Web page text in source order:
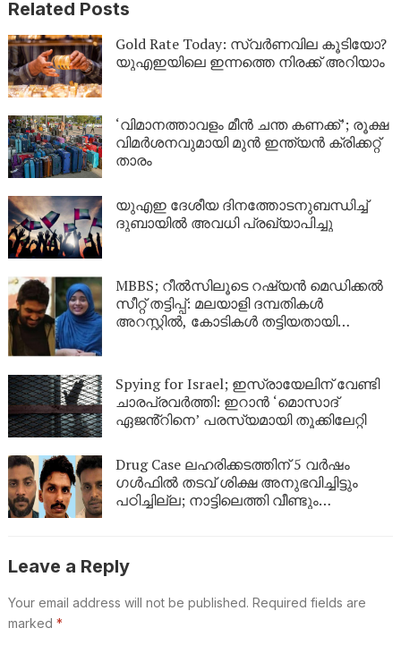
Related Posts
Gold Rate Today: സ്വര്‍ണവില കൂടിയോ?
യുഎഇയിലെ ഇന്നത്തെ നിരക്ക് അറിയാം
‘വിമാനത്താവളം മീന്‍ ചന്ത കണക്ക്’; രൂക്ഷ
വിമര്‍ശനവുമായി മുന്‍ ഇന്ത്യന്‍ ക്രിക്കറ്റ്
താരം
യുഎഇ ദേശീയ ദിനത്തോടനുബന്ധിച്ച്
ദുബായിൽ അവധി പ്രഖ്യാപിച്ചു
MBBS; റീൽസിലൂടെ റഷ്യൻ മെഡിക്കൽ
സീറ്റ് തട്ടിപ്പ്: മലയാളി ദമ്പതികൾ
അറസ്റ്റിൽ, കോടികൾ തട്ടിയതായി
Spying for Israel; ഇസ്രായേലിന് വേണ്ടി
ചാരപ്രവർത്തി: ഇറാൻ ‘മൊസാദ്
ഏജൻ്റിനെ’ പരസ്യമായി തൂക്കിലേറ്റി
Drug Case ലഹരിക്കടത്തിന് 5 വർഷം
ഗൾഫിൽ തടവ് ശിക്ഷ അനുഭവിച്ചിട്ടും
പഠിച്ചില്ല; നാട്ടിലെത്തി വീണ്ടും
Leave a Reply
Your email address will not be published. Required fields are
marked *